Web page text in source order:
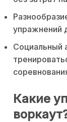
упражнений
Социальный
Какие